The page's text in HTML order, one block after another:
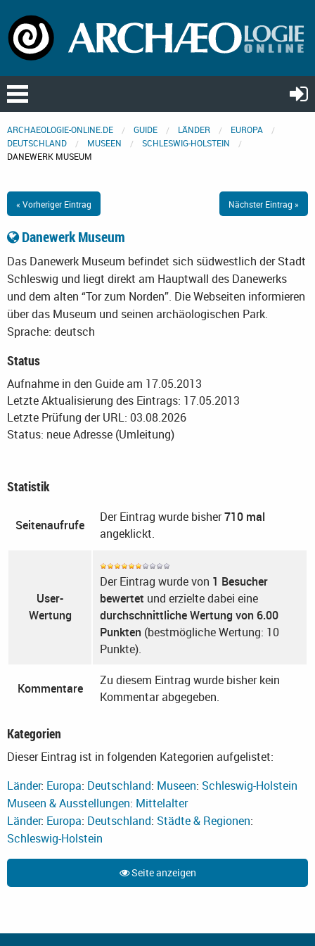
ARCHAEOLOGIE-ONLINE.DE GUIDE LÄNDER
EUROPA
DEUTSCHLAND
MUSEEN
SCHLESWIG-HOLSTEIN
DANEWERK MUSEUM
« Vorheriger Eintrag Nächster Eintrag »
Danewerk Museum
Das Danewerk Museum befindet sich südwestlich der Stadt
Schleswig und liegt direkt am Hauptwall des Danewerks
und dem alten “Tor zum Norden”. Die Webseiten informieren
über das Museum und seinen archäologischen Park.
Sprache: deutsch
Status
Aufnahme in den Guide am 17.05.2013
Letzte Aktualisierung des Eintrags: 17.05.2013
Letzte Prüfung der URL: 03.08.2026
Status: neue Adresse (Umleitung)
Statistik
Seitenaufrufe
Der Eintrag wurde bisher710 mal
angeklickt.
User-
Wertung
Der Eintrag wurde von 1 Besucher
bewertet und erzielte dabei eine
durchschnittliche Wertung von 6.00
Punkten (bestmögliche Wertung: 10
Punkte).
Kommentare
Zu diesem Eintrag wurde bisher kein
Kommentar abgegeben.
Kategorien
Dieser Eintrag ist in folgenden Kategorien aufgelistet:
Länder: Europa: Deutschland: Museen: Schleswig-Holstein
Museen & Ausstellungen: Mittelalter
Länder: Europa: Deutschland: Städte & Regionen:
Schleswig-Holstein
Seite anzeigen